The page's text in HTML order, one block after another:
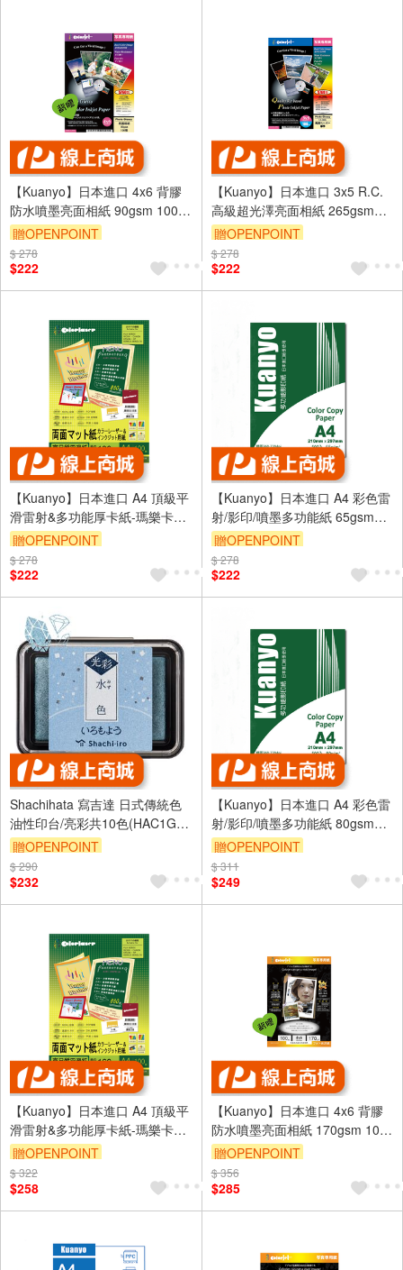
【Kuanyo】日本進口 4x6 背膠
防水噴墨亮面相紙 90gsm 100張
/包 DST90
贈OPENPOINT
$ 278
$222
【Kuanyo】日本進口 3x5 R.C.
高級超光澤亮面相紙 265gsm
100張 /包 CS265L(沖洗店照片
相同材質)
贈OPENPOINT
$ 278
$222
【Kuanyo】日本進口 A4 頂級平
滑雷射&多功能厚卡紙-瑪樂卡
130gsm 100張 /包 MA130
贈OPENPOINT
$ 278
$222
【Kuanyo】日本進口 A4 彩色雷
射/影印/噴墨多功能紙 65gsm
500張 /包 AS65
贈OPENPOINT
$ 278
$222
Shachihata 寫吉達 日式傳統色
油性印台/亮彩共10色(HAC1G)
向日葵色
贈OPENPOINT
$ 290
$232
【Kuanyo】日本進口 A4 彩色雷
射/影印/噴墨多功能紙 80gsm
500張 /包 AS80
贈OPENPOINT
$ 311
$249
【Kuanyo】日本進口 A4 頂級平
滑雷射&多功能厚卡紙-瑪樂卡
160gsm 100張 /包 MA160
贈OPENPOINT
$ 322
$258
【Kuanyo】日本進口 4x6 背膠
防水噴墨亮面相紙 170gsm 100
張 /包 GBT170
贈OPENPOINT
$ 356
$285